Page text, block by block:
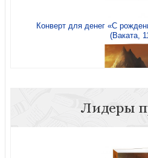
Конверт для денег «С
(Ваката,
Молитвенный
Лидеры